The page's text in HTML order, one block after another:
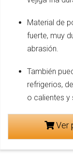
Material de
fuerte, muy
abrasión.
También
refrigerios,
o calientes y
Ver